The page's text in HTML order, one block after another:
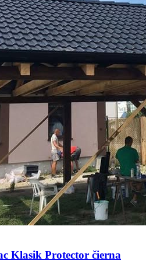
Klasik Protector čierna